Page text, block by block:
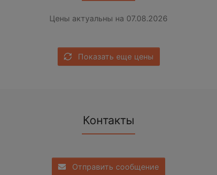
Цены актуальны на 07.08.2026
Показать еще цены
Контакты
Отправить сообщение